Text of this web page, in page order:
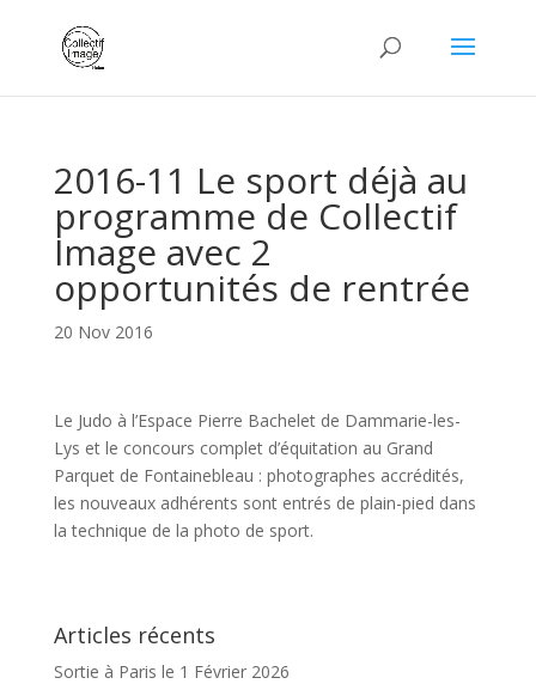
2016-11 Le sport déjà au
programme de Collectif
Image avec 2
opportunités de rentrée
20 Nov 2016
Le Judo à l’Espace Pierre Bachelet de Dammarie-les-
Lys et le concours complet d’équitation au Grand
Parquet de Fontainebleau : photographes accrédités,
les nouveaux adhérents sont entrés de plain-pied dans
la technique de la photo de sport.
Articles récents
Sortie à Paris le 1 Février 2026